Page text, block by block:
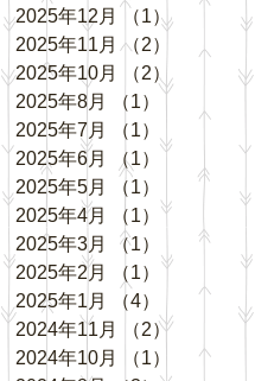
2025年12月
（1）1件の記事
2025年11月 （2）
2025年10月
（2）
2件の記事
2025年8月
（1）
2025年7月
（1）
2025年6月
（1）
1件の記事
2025年5月
（1）
1件の記事
2025年4月
（1）
1件の記事
2025年3月
（1）
1件の記事
2025年2月
（1）
1件の記事
2025年1月
（4）
4件の記事
2024年11月
（2）2件の記事
2024年10月
（1）
1件の記事